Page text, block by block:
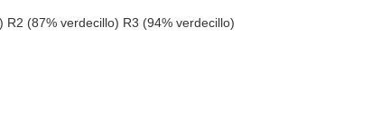
(87% verdecillo) R3 (94% verdecillo)